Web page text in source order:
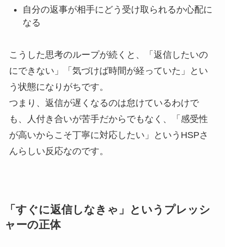
自分の返事が相手にどう受け取られるか心配に
なる
こうした思考のループが続くと、「返信したいの
にできない」「気づけば時間が経っていた」とい
う状態になりがちです。
つまり、返信が遅くなるのは怠けているわけで
も、人付き合いが苦手だからでもなく、「感受性
が高いからこそ丁寧に対応したい」というHSPさ
んらしい反応なのです。
「すぐに返信しなきゃ」というプレッシ
ャーの正体